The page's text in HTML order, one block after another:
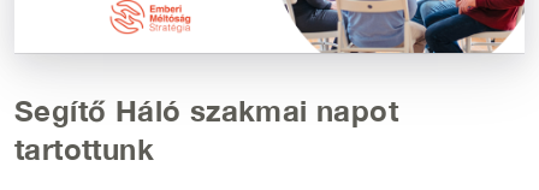
Segítő Háló szakmai napot
tartottunk